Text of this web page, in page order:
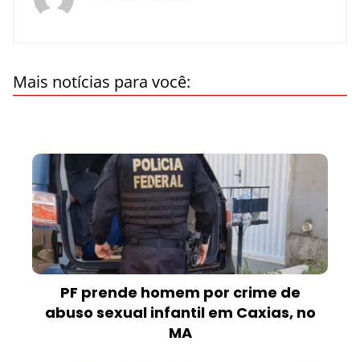
Mais notícias para você:
PF prende homem por crime de
abuso sexual infantil em Caxias, no
MA